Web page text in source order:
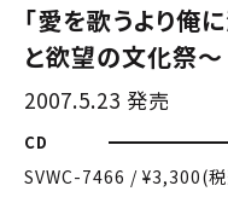
「愛を歌うより俺
と欲望の文化祭〜
2007.5.23 発売
CD
SVWC-7466 / ¥3,300(